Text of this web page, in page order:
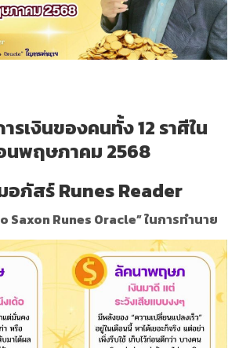
รเงินของคนทั้ง12 ราศีใน
นพฤษภาคม2568
อภัสร์Runes Reader
Saxon Runes Oracle”ในการทำนาย